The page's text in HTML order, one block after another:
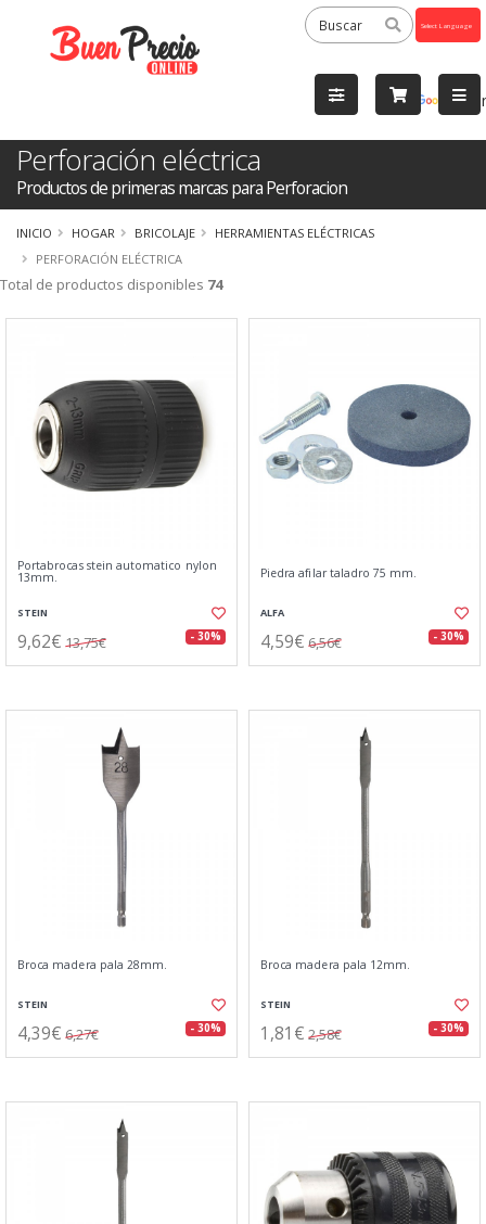
by
Perforación eléctrica
Productos de primeras marcas para Perforacion
INICIO HOGAR BRICOLAJE
HERRAMIENTAS ELÉCTRICAS
PERFORACIÓN ELÉCTRICA
Total de productos disponibles 74
Portabrocas stein automatico nylon
13mm.
STEIN
9,62€ 13,75€ - 30%
Piedra afilar taladro 75 mm.
ALFA
4,59€ 6,56€ - 30%
Broca madera pala 28mm.
STEIN
4,39€ 6,27€ - 30%
Broca madera pala 12mm.
STEIN
1,81€ 2,58€ - 30%